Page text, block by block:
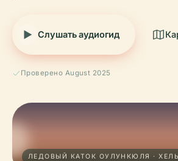
Слушать аудиогид
Проверено August 2025
ЛЕДОВЫЙ КАТОК ОУЛУНКЮЛЯ ·